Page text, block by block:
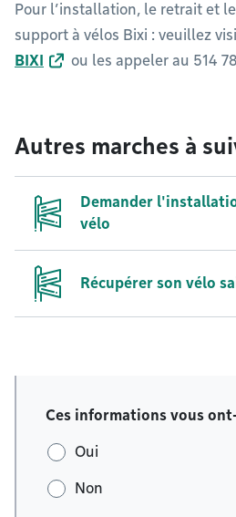
Pour l’installation, le retrait et
support à vélos Bixi : veuillez
BIXI
ou les appeler au 514
Autres marches à
Demander
vélo
Récupérer son vélo
Ces informations vous
Oui
Non